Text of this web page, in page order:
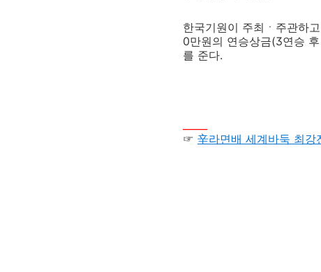
한국기원이 주최ㆍ주관하
0만원의 연승상금(3연승
를 준다.
☞ 辛라면배 세계바둑 최강